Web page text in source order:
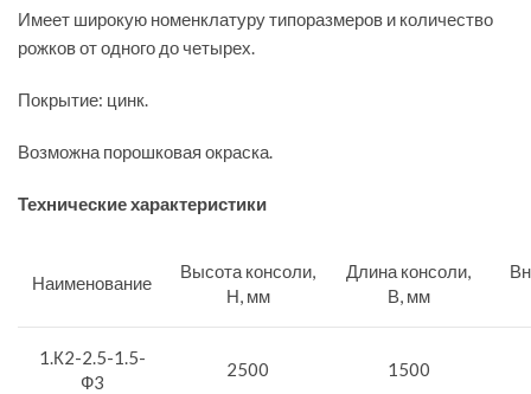
Имеет широкую номенклатуру типоразмеров и количество
рожков от одного до четырех.
Покрытие: цинк.
Возможна порошковая окраска.
Технические характеристики
Наименование
Высота консоли,
Н, мм
Длина консоли,
В, мм
1.К2-2.5-1.5-
Ф3
2500 1500